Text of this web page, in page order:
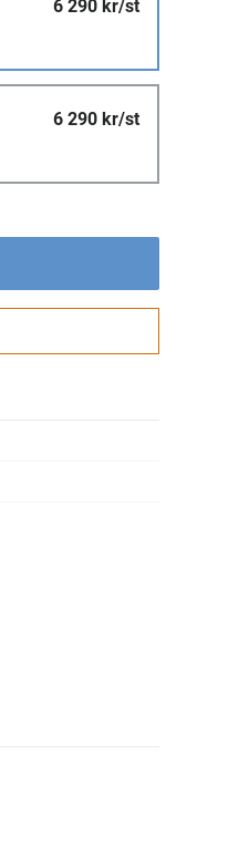
6 290 kr/st
6 290 kr/st